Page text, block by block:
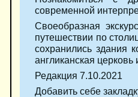
современной
Своеобразная
путешествии по
сохранились здания
англиканская
Редакция 7.10.2021
Добавить себе